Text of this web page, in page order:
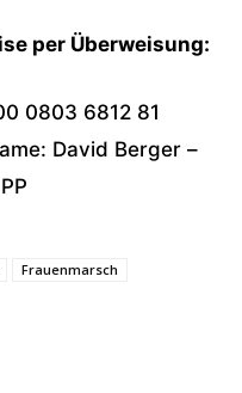
per Überweisung:
0803 6812 81
David Berger –
Frauenmarsch